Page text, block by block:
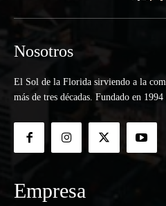
Nosotros
El Sol de la Florida sirviendo a la
más de tres décadas. Fundado en
Empresa